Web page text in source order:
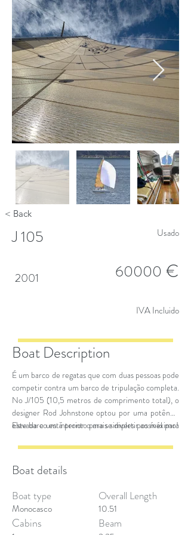
< Back
J 105
2001
Usado
60000 €
IVA Incluido
Boat Description
É um barco de regatas que com duas pessoas pode
competir contra um barco de tripulação completa.
No J/105 (10,5 metros de comprimento total), o
designer Rod Johnstone optou por uma potência
elevada e um interior o mais simples possível para
Este barco está pronto para se divertir ao máximo!
Boat details
Boat type
Monocasco
Cabins
Overall Length
10.51
Beam